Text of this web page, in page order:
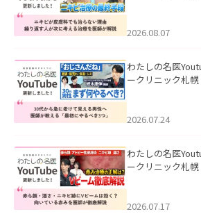
ました。
2026.08.07
わたしの名医
ークリニック札
た。
2026.07.24
わたしの名医
ークリニック札
した。
2026.07.17